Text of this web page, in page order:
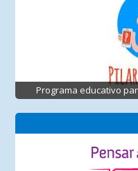
Programa educativo